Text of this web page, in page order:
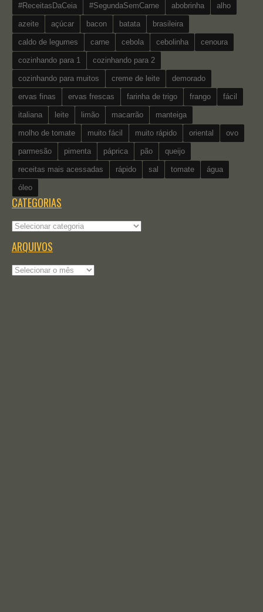
#ReceitasDaCeia #SegundaSemCarne abobrinha alho
azeite açúcar bacon batata brasileira
caldo de legumes carne cebola cebolinha cenoura
cozinhando para 1 cozinhando para 2
cozinhando para muitos creme de leite demorado
ervas finas ervas frescas farinha de trigo frango fácil
italiana leite limão macarrão manteiga
molho de tomate muito fácil muito rápido oriental ovo
parmesão pimenta páprica pão queijo
receitas mais acessadas rápido sal tomate água
óleo
CATEGORIAS
Categorias
ARQUIVOS
Arquivos